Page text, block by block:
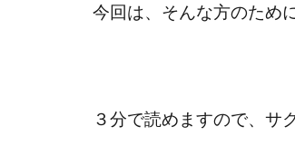
今回は、そんな方のために
３分で読めますので、サ